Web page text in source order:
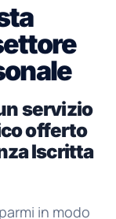
servizio
offerto
Iscritta
in modo